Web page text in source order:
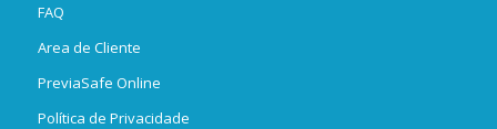
FAQ
Area de Cliente
PreviaSafe Online
Política de Privacidade